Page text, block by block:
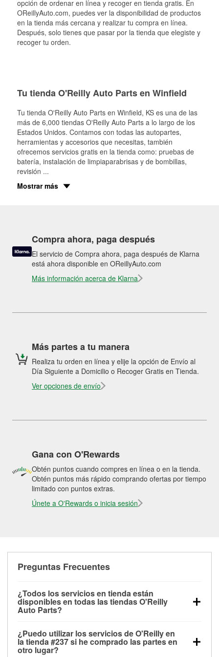
opción de ordenar en línea y recoger en tienda gratis. En
OReillyAuto.com, puedes ver la disponibilidad de productos
en la tienda más cercana y realizar tu compra en línea.
Después, solo tienes que pasar por la tienda que elegiste y
recoger tu orden.
Tu tienda O'Reilly Auto Parts en Winfield
Tu tienda O'Reilly Auto Parts en Winfield, KS es una de las
más de 6,000 tiendas O'Reilly Auto Parts a lo largo de los
Estados Unidos. Contamos con todas las autopartes,
herramientas y accesorios que necesitas, también
ofrecemos servicios gratis en la tienda como: pruebas de
batería, instalación de limpiaparabrisas y de bombillas,
revisión ...
Mostrar más
Compra ahora, paga después
El servicio de Compra ahora, paga después de Klarna
está ahora disponible en OReillyAuto.com
Más información acerca de Klarna
Más partes a tu manera
Realiza tu orden en línea y elije la opción de Envío al
Día Siguiente a Domicilio o Recoger Gratis en Tienda.
Ver opciones de envío
Gana con O'Rewards
Obtén puntos cuando compres en línea o en la tienda.
Obtén puntos más rápido comprando ofertas por tiempo
limitado con puntos extras.
Únete a O'Rewards o inicia sesión
Preguntas Frecuentes
¿Todos los servicios en tienda están
disponibles en todas las tiendas O'Reilly
Auto Parts?
las pruebas de batería, pruebas de alternador y
motor de arranque, revisión de la luz “Check Engine”
¿Puedo utilizar los servicios de O'Reilly en
la tienda #237 si he comprado las partes en
otro lugar?